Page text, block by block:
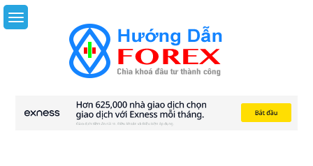
Skip
to